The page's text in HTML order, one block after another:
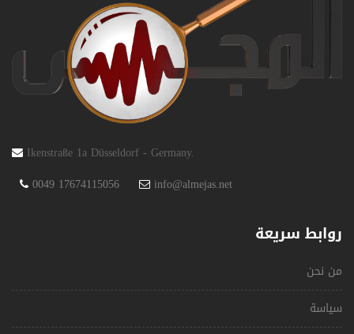
Ikenstraße 1a Düsseldorf - Germany.
0049 17674115056
info@almejas.net
روابط سريعة
من نحن
سياسة